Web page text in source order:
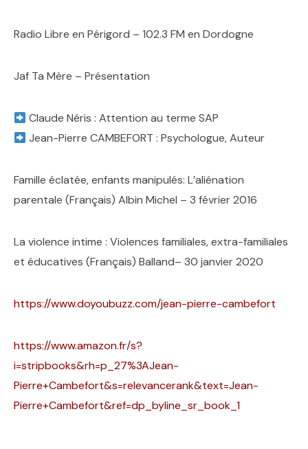
Radio Libre en Périgord – 102.3 FM en Dordogne
Jaf Ta Mère – Présentation
Claude Néris : Attention au terme SAP
Jean-Pierre CAMBEFORT : Psychologue, Auteur
Famille éclatée, enfants manipulés: L’aliénation
parentale (Français) Albin Michel – 3 février 2016
La violence intime : Violences familiales, extra-familiales
et éducatives (Français) Balland– 30 janvier 2020
https://www.doyoubuzz.com/jean-pierre-cambefort
https://www.amazon.fr/s?
i=stripbooks&rh=p_27%3AJean-
Pierre+Cambefort&s=relevancerank&text=Jean-
Pierre+Cambefort&ref=dp_byline_sr_book_1